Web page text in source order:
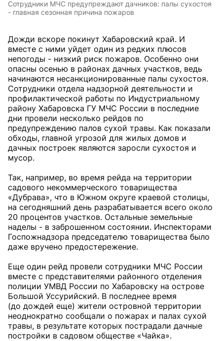
Сотрудники МЧС предупреждают дачников: палы сухостоя
- главная сезонная причина пожаров
Дожди вскоре покинут Хабаровский край. И
вместе с ними уйдет один из редких плюсов
непогоды - низкий риск пожаров. Особенно они
опасны осенью в районах дачных участков, ведь
начинаются несанкционированные палы сухостоя.
Сотрудники отдела надзорной деятельности и
профилактической работы по Индустриальному
району Хабаровска ГУ МЧС России в последние
дни провели несколько рейдов по
предупреждению палов сухой травы. Как показали
обходы, главной угрозой для жилых домов и
дачных построек являются заросли сухостоя и
мусор.
Так, например, во время рейда на территории
садового некоммерческого товарищества
«Дубрава», что в Южном округе краевой столицы,
на сегодняшний день разрабатывается всего около
20 процентов участков. Остальные земельные
наделы - в заброшенном состоянии. Инспекторами
Госпожнадзора председателю товарищества было
даже вручено предостережение.
Еще один рейд провели сотрудники МЧС России
вместе с представителями районного отделения
полиции УМВД России по Хабаровску на острове
Большой Уссурийский. В последнее время
(до дождей еще) жители островной территории
неоднократно сообщали о пожарах и палах сухой
травы, в результате которых пострадали дачные
постройки в садовом обществе «Чайка».